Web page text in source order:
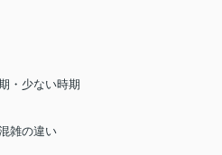
・少ない時期
雑の違い